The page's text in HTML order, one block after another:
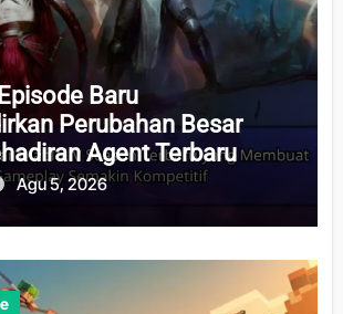
Baru
Perubahan Besar
Agent Terbaru
Agu 5, 2026